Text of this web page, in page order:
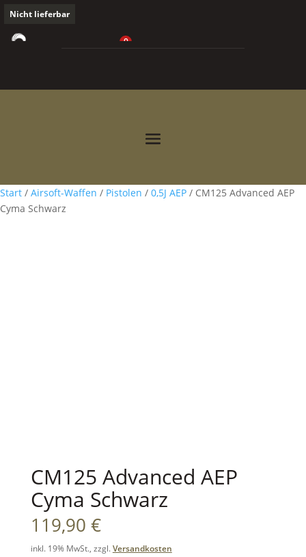
0
Nicht lieferbar
Start / Airsoft-Waffen / Pistolen / 0,5J AEP / CM125 Advanced AEP
Cyma Schwarz
CM125 Advanced AEP
Cyma Schwarz
119,90 €
inkl. 19% MwSt., zzgl.Versandkosten